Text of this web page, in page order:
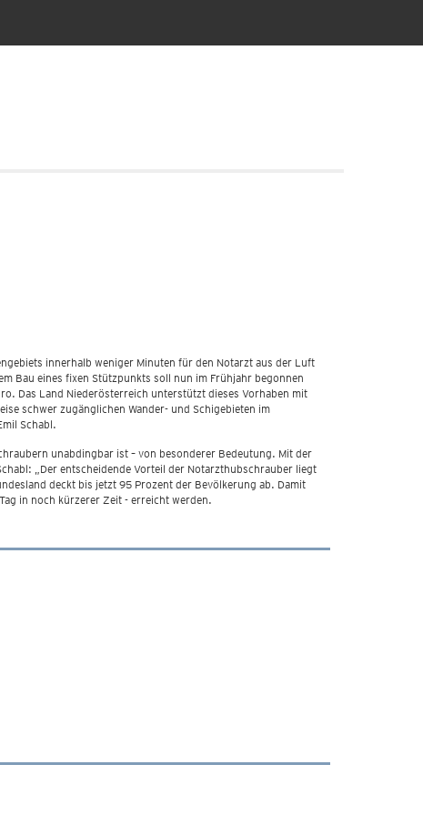
innerhalb weniger Minuten für den Notarzt aus der Luft
Bau eines fixen Stützpunkts soll nun im Frühjahr begonnen
Das Land Niederösterreich unterstützt dieses Vorhaben mit
schwer zugänglichen Wander- und Schigebieten im
Schabl.
unabdingbar ist – von besonderer Bedeutung. Mit der
„Der entscheidende Vorteil der Notarzthubschrauber liegt
deckt bis jetzt 95 Prozent der Bevölkerung ab. Damit
in noch kürzerer Zeit - erreicht werden.